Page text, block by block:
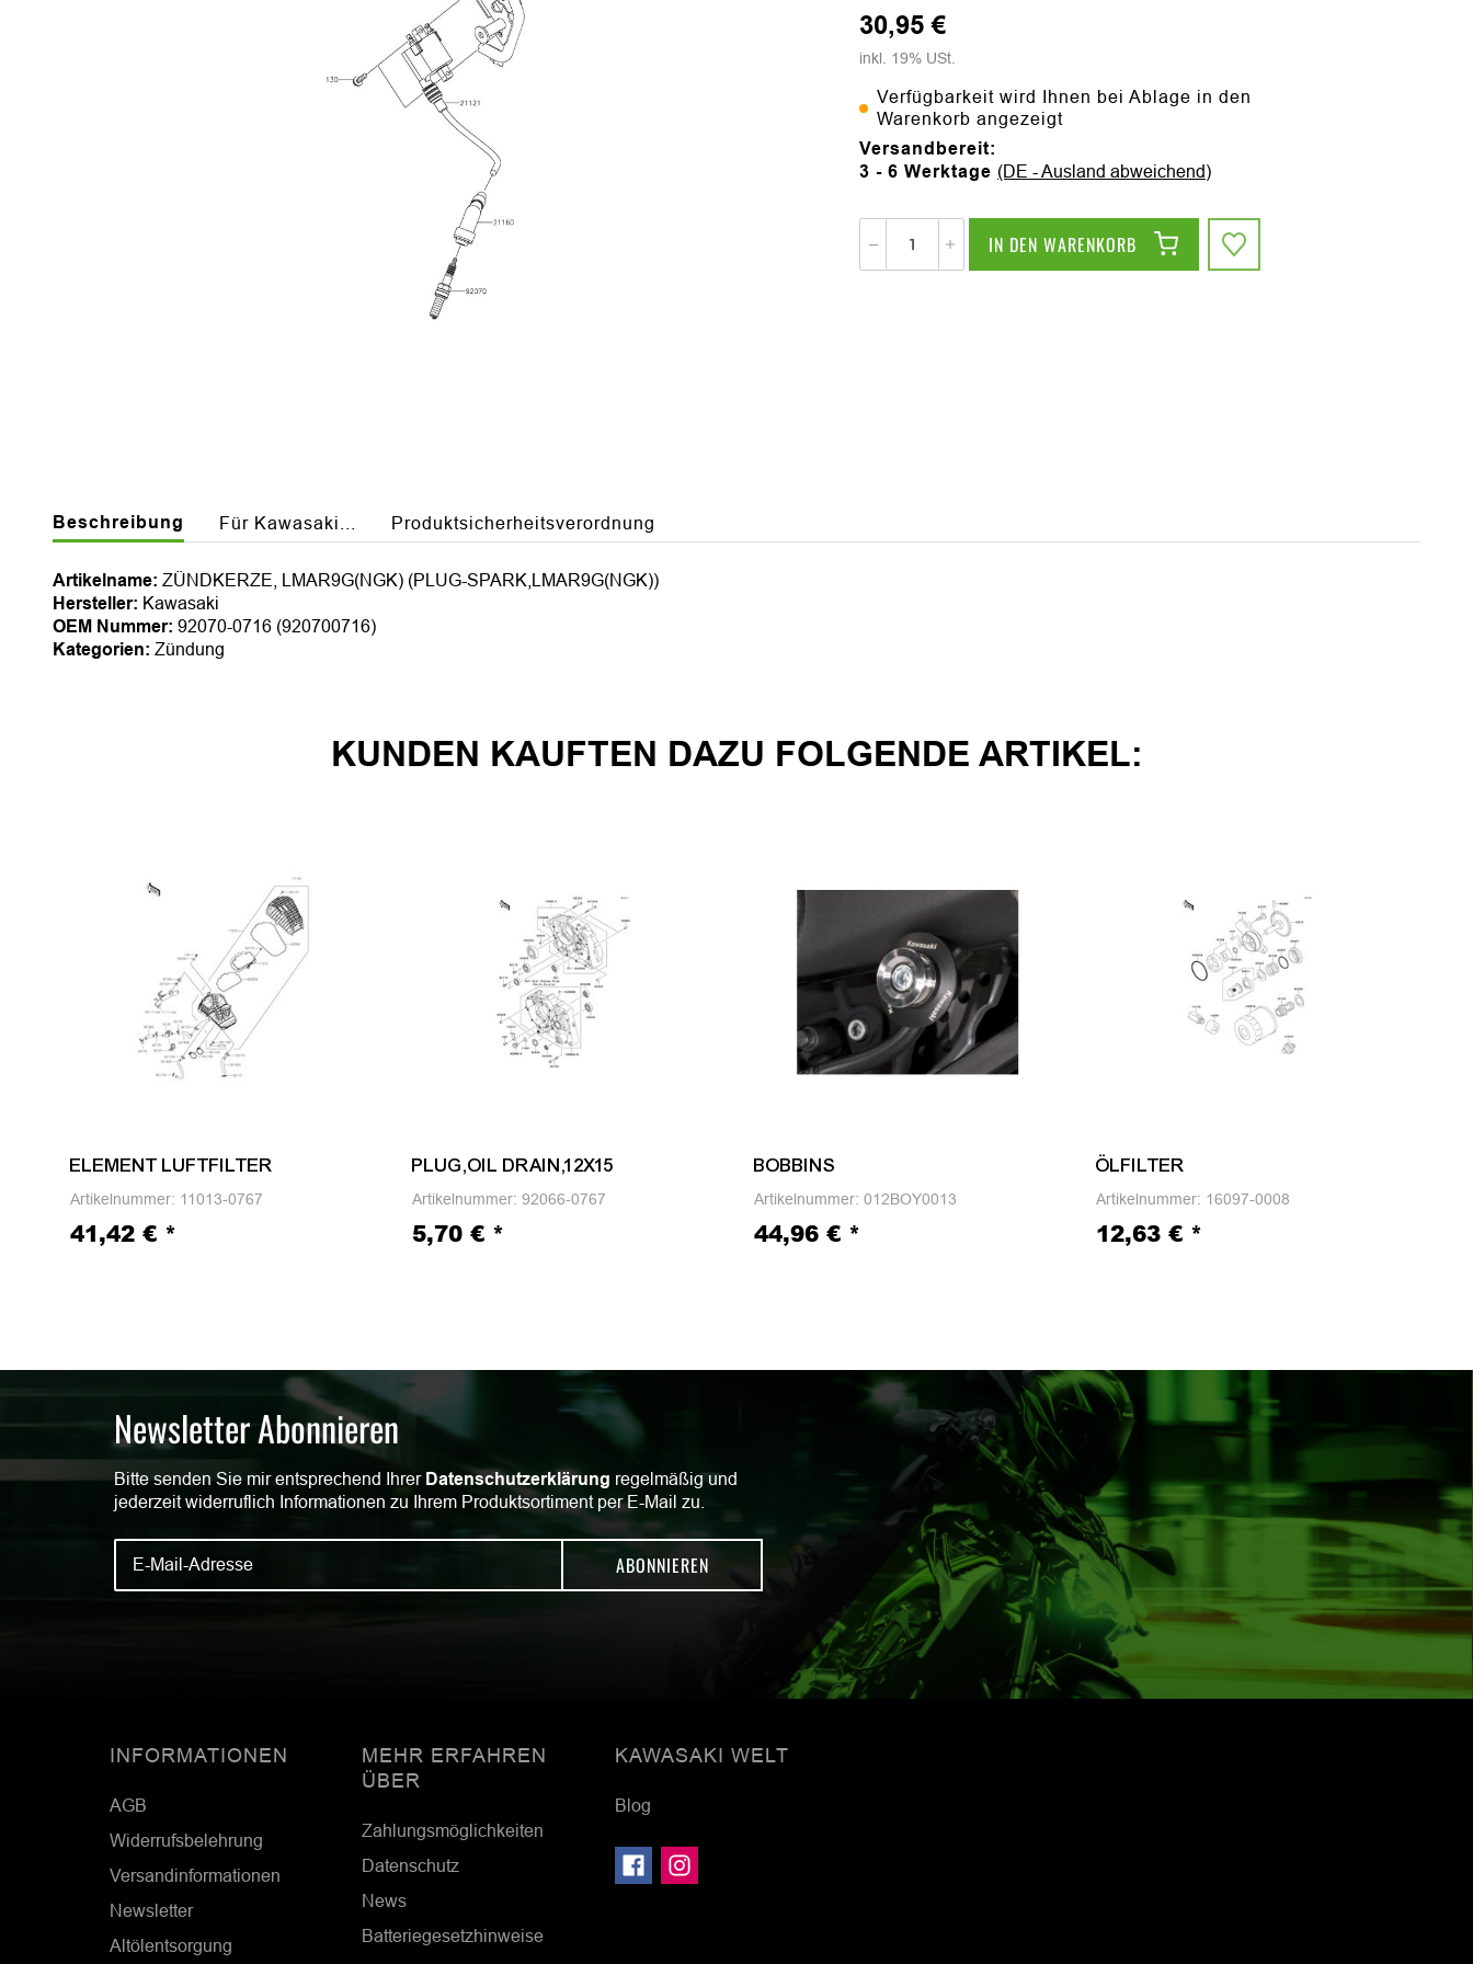
30,95 €
inkl. 19% USt.
Verfügbarkeit wird Ihnen bei Ablage in den
Warenkorb angezeigt
Versandbereit:
3 - 6 Werktage (DE - Ausland abweichend)
IN DEN WARENKORB
Beschreibung Für Kawasaki... Produktsicherheitsverordnung
Artikelname: ZÜNDKERZE, LMAR9G(NGK) (PLUG-SPARK,LMAR9G(NGK))
Hersteller: Kawasaki
OEM Nummer: 92070-0716 (920700716)
Kategorien: Zündung
KUNDEN KAUFTEN DAZU FOLGENDE ARTIKEL:
ELEMENT LUFTFILTER
Artikelnummer: 11013-0767
41,42 € *
PLUG,OIL DRAIN,12X15
Artikelnummer: 92066-0767
5,70 € *
BOBBINS
Artikelnummer: 012BOY0013
44,96 € *
ÖLFILTER
Artikelnummer: 16097-0008
12,63 € *
Newsletter Abonnieren
Bitte senden Sie mir entsprechend Ihrer Datenschutzerklärung regelmäßig und
jederzeit widerruflich Informationen zu Ihrem Produktsortiment per E-Mail zu.
ABONNIEREN
INFORMATIONEN
AGB
Widerrufsbelehrung
Versandinformationen
Newsletter
Altölentsorgung
MEHR ERFAHREN
ÜBER
Zahlungsmöglichkeiten
Datenschutz
News
Batteriegesetzhinweise
KAWASAKI WELT
Blog